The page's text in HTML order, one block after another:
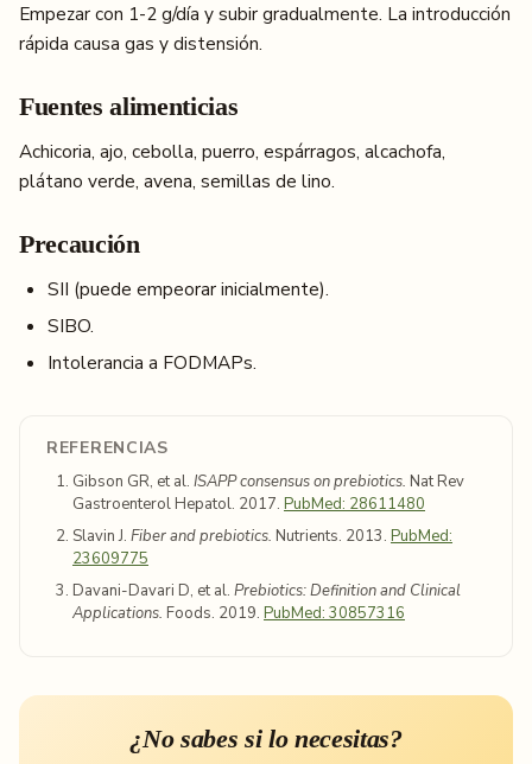
Empezar con 1-2 g/día y subir gradualmente. La introducción
rápida causa gas y distensión.
Fuentes alimenticias
Achicoria, ajo, cebolla, puerro, espárragos, alcachofa,
plátano verde, avena, semillas de lino.
Precaución
SII (puede empeorar inicialmente).
SIBO.
Intolerancia a FODMAPs.
REFERENCIAS
Gibson GR, et al. ISAPP consensus on prebiotics. Nat Rev
Gastroenterol Hepatol. 2017. PubMed: 28611480
Slavin J. Fiber and prebiotics. Nutrients. 2013. PubMed:
23609775
Davani-Davari D, et al. Prebiotics: Definition and Clinical
Applications. Foods. 2019. PubMed: 30857316
¿No sabes si lo necesitas?